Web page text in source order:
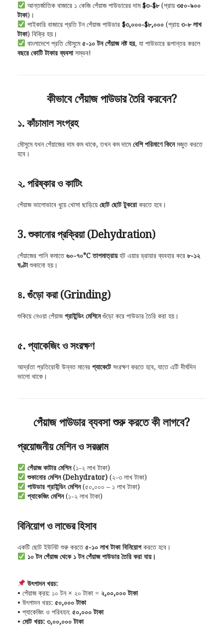
আন্তর্জাতিক বাজারে ১ কেজি পেঁয়াজ পাউডারের দাম$৩-$৮(প্রায় ৩৫০-৯০০
টাকা)।
পাইকারি বাজারে প্রতি টন পেঁয়াজ পাউডার $৩,০০০-$৮,০০০(প্রায় ৩-৮ লাখ
টাকা) বিক্রি হয়।
বাংলাদেশে প্রতি মৌসুমে৫-১০ টন পেঁয়াজ নষ্ট হয়, যা পাউডারে রূপান্তর করলে
বছরে কোটি টাকার ব্যবসাসম্ভব!
কীভাবে পেঁয়াজ পাউডার তৈরি করবেন?
১. কাঁচামাল সংগ্রহ
মৌসুমে যখন পেঁয়াজের দাম কম থাকে, তখন কম দামেবেশি পরিমাণে কিনেমজুত করতে
হবে।
২. পরিষ্কার ও কাটিং
পেঁয়াজ ভালোভাবে ধুয়ে খোসা ছাড়িয়ে ছোট ছোট টুকরোকরতে হবে।
3. শুকানোর প্রক্রিয়া (Dehydration)
পেঁয়াজের পানি কমাতে৬০-৭০°C তাপমাত্রায়হট এয়ার ড্রায়ার ব্যবহার করে ৮-১২
ঘণ্টাশুকানো হয়।
৪. গুঁড়ো করা (Grinding)
শুকিয়ে নেওয়া পেঁয়াজগ্রাইন্ডিং মেশিনেগুঁড়ো করে পাউডার তৈরি করা হয়।
৫. প্যাকেজিং ও সংরক্ষণ
আর্দ্রতা প্রতিরোধী উন্নত মানের প্যাকেটেসংরক্ষণ করতে হবে, যাতে এটি দীর্ঘদিন
ভালো থাকে।
পেঁয়াজ পাউডার ব্যবসা শুরু করতে কী লাগবে?
প্রয়োজনীয় মেশিন ও সরঞ্জাম
পেঁয়াজ কাটার মেশিন(১-২ লাখ টাকা)
শুকানোর মেশিন (Dehydrator)(২-৩ লাখ টাকা)
পাউডার গ্রাইন্ডিং মেশিন(৫০,০০০ – ১ লাখ টাকা)
প্যাকেজিং মেশিন(১-২ লাখ টাকা)
বিনিয়োগ ও লাভের হিসাব
একটি ছোট ইউনিট শুরু করতে৫-১০ লাখ টাকা বিনিয়োগকরতে হবে।
১০ টন পেঁয়াজ থেকে ১ টন পেঁয়াজ পাউডার তৈরি করা যায়।
উৎপাদন খরচ:
• পেঁয়াজ ক্রয়: ১০ টন × ২০ টাকা = ২,০০,০০০ টাকা
• উৎপাদন খরচ: ৫০,০০০ টাকা
• প্যাকেজিং ও পরিবহন: ৫০,০০০ টাকা
• মোট খরচ: ৩,০০,০০০ টাকা